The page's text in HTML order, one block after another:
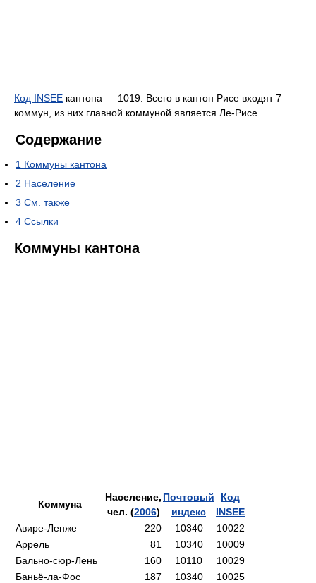
Код INSEE кантона — 1019. Всего в кантон Рисе входят 7
коммун, из них главной коммуной является Ле-Рисе.
Содержание
1 Коммуны кантона
2 Население
3 См. также
4 Ссылки
Коммуны кантона
Коммуна
Население,
чел. (2006)
Почтовый
индекс
Код
INSEE
Авире-Ленже
220 10340
10022
Аррель
81 10340
10009
Бально-сюр-Лень
160 10110
10029
Баньё-ла-Фос
187 10340
10025